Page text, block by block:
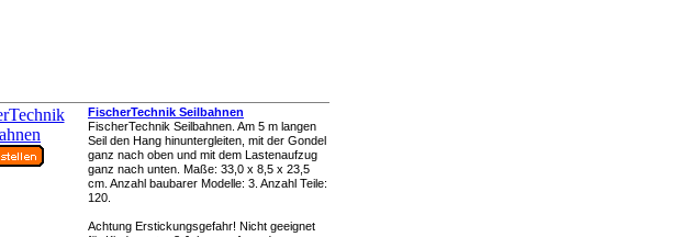
FischerTechnik Seilbahnen
FischerTechnik Seilbahnen. Am 5 m langen
Seil den Hang hinuntergleiten, mit der Gondel
ganz nach oben und mit dem Lastenaufzug
ganz nach unten. Maße: 33,0 x 8,5 x 23,5
cm. Anzahl baubarer Modelle: 3. Anzahl Teile:
120.
Achtung Erstickungsgefahr! Nicht geeignet